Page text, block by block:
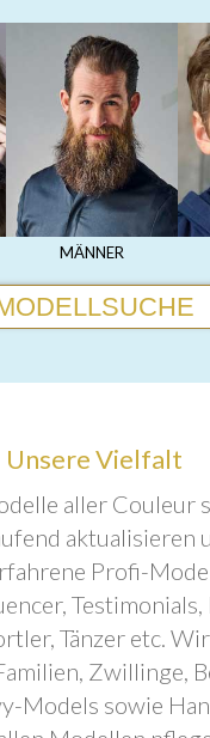
MÄNNER
Unsere Vielfalt
aller Couleur
aktualisieren
Profi-
Tänzer etc.
Zwillinge,
Models sowie